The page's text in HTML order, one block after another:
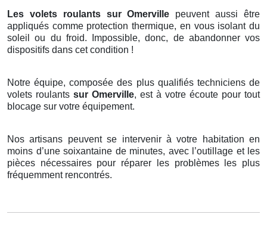
Les volets roulants sur Omerville peuvent aussi être
appliqués comme protection thermique, en vous isolant du
soleil ou du froid. Impossible, donc, de abandonner vos
dispositifs dans cet condition !
Notre équipe, composée des plus qualifiés techniciens de
volets roulants sur Omerville, est à votre écoute pour tout
blocage sur votre équipement.
Nos artisans peuvent se intervenir à votre habitation en
moins d’une soixantaine de minutes, avec l’outillage et les
pièces nécessaires pour réparer les problèmes les plus
fréquemment rencontrés.